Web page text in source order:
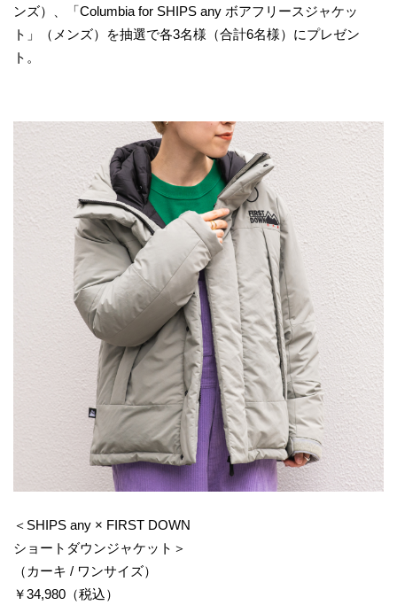
ンズ）、「Columbia for SHIPS any ボアフリースジャケッ
ト」（メンズ）を抽選で各3名様（合計6名様）にプレゼン
ト。
＜SHIPS any × FIRST DOWN
ショートダウンジャケット＞
（カーキ / ワンサイズ）
￥34,980（税込）